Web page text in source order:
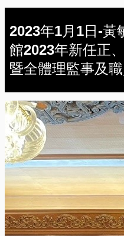
2023年1月1日-黃
館2023年新任正
暨全體理監事及